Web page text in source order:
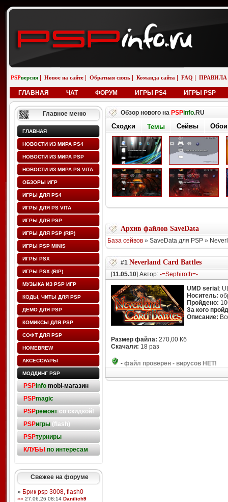
PSPверсия Новое на сайте Обратная связь Команда сайта FAQ ПРАВИЛА
ГЛАВНАЯ ЧАТ ФОРУМ ИГРЫ PS4 ИГРЫ PSP
Главное меню
ГЛАВНАЯ
НОВОСТИ ИЗ МИРА PS4
НОВОСТИ ИЗ МИРА PSP
НОВОСТИ ИЗ МИРА PS VITA
ОБЗОРЫ ИГР
ИГРЫ ДЛЯ PS4
ИГРЫ ДЛЯ PS VITA
ИГРЫ ДЛЯ PSP
ИГРЫ ДЛЯ PSP (RIP)
ИГРЫ PSP MINIS
ИГРЫ PSX
ИГРЫ PSX (RIP)
МУЗЫКА ИЗ PSP ИГР
КОДЫ, ЧИТЫ ДЛЯ PSP
ДЕМО ДЛЯ PSP
КОМИКСЫ ДЛЯ PSP
СОФТ ДЛЯ PSP
HOMEBREW
АКСЕССУАРЫ
МОДДИНГ PSP
PSPinfo mobi-магазин
PSPmagic
PSPремонтсо скидкой!
PSPигры(flash)
PSPтурниры
КЛУБЫ по интересам
Свежее на форуме
» Брик psp 3008, flash0
»» 27.06.26 08:14 Danilich9
Обзор нового на PSPinfo.RU
Сходки Темы Сейвы Обои
Архив файлов SaveData
База сейвов» SaveData для PSP »
#1 Neverland Card Battles
[11.05.10] Автор: -=Sephiroth=-
UMD serial :
Носитель:
Пройдено:
За кого
Описание:
Размер файла: 270,00 Кб
Скачали: 18 раз
- файл проверен - вирусов НЕТ!